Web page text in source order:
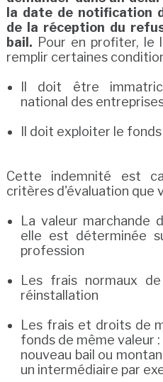
la date de notification
de la réception du
bail. Pour en profiter, le
remplir certaines
Il doit être
national des
Il doit exploiter le
Cette indemnité est
critères d'évaluation que
La valeur marchande
elle est déterminée
profession
Les frais normaux
réinstallation
Les frais et droits de
fonds de même valeur
nouveau bail ou
un intermédiaire par